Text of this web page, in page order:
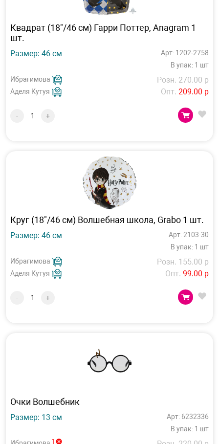
Квадрат (18"/46 см) Гарри Поттер, Anagram 1
шт.
Размер: 46 см
Арт: 1202-2758
В упак: 1 шт
Ибрагимова
Аделя Кутуя
Розн. 270.00 р
Опт. 209.00 р
- +
Круг (18"/46 см) Волшебная школа, Grabo 1 шт.
Размер: 46 см
Арт: 2103-30
В упак: 1 шт
Ибрагимова
Аделя Кутуя
Розн. 155.00 р
Опт. 99.00 р
- +
Очки Волшебник
Размер: 13 см
Арт: 6232336
В упак: 1 шт